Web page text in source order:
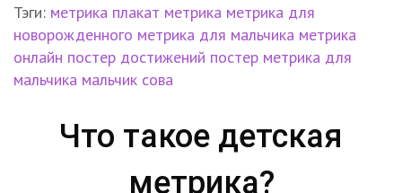
Тэги: метрика плакат метрика метрика для
новорожденного метрика для мальчика метрика
онлайн постер достижений постер метрика для
мальчика мальчик сова
Что такое детская
метрика?